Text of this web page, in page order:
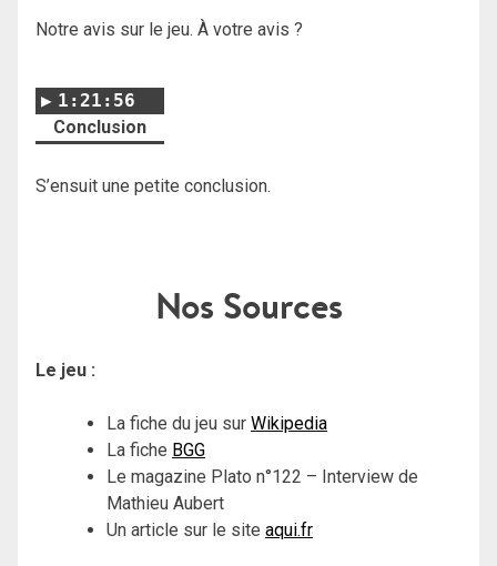
Notre avis sur le jeu. À votre avis ?
1:21:56
Conclusion
S’ensuit une petite conclusion.
Nos Sources
Le jeu :
La fiche du jeu sur Wikipedia
La fiche BGG
Le magazine Plato n°122 – Interview de
Mathieu Aubert
Un article sur le site aqui.fr